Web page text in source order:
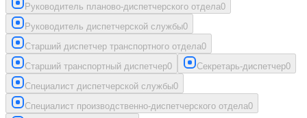
Руководитель планово-диспетчерского отдела0
Руководитель диспетчерской службы0
Старший диспетчер транспортного отдела0
Старший транспортный диспетчер0 Секретарь-диспетчер0
Специалист диспетчерской службы0
Специалист производственно-диспетчерского отдела0